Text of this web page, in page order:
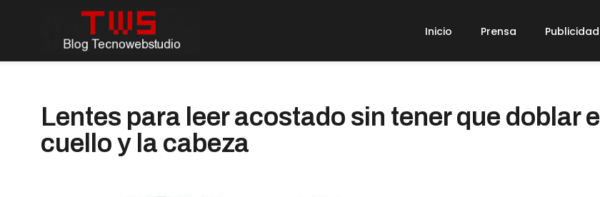
Inicio Prensa Publicidad
Lentes para leer acostado sin tener que doblar el
cuello y la cabeza